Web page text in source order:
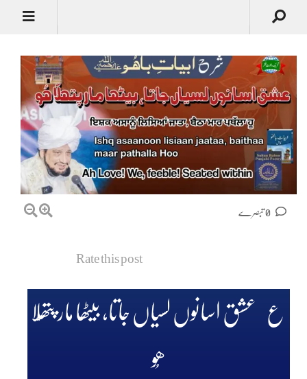
Rate this post
ع عشق اسانوں لسیاں جاتا، بیٹھا مار پتھّلا
ھُو